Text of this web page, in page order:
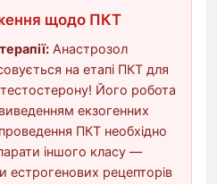
щодо ПКТ
Анастрозол
на етапі ПКТ для
Його робота
екзогенних
ПКТ необхідно
іншого класу —
естрогенових рецепторів